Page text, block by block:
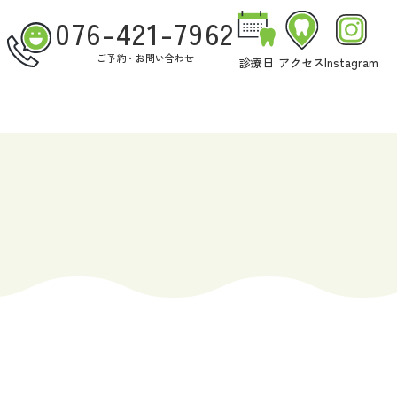
076-421-7962
ご予約・お問い合わせ 診療日 アクセスInstagram